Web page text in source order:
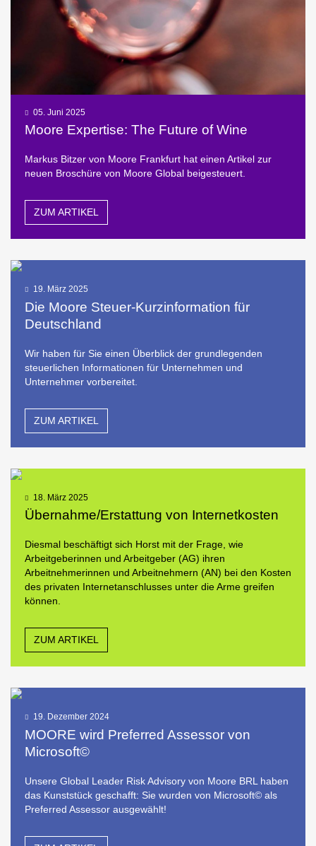
05. Juni 2025
Moore Expertise: The Future of Wine
Markus Bitzer von Moore Frankfurt hat einen Artikel zur
neuen Broschüre von Moore Global beigesteuert.
ZUM ARTIKEL
19. März 2025
Die Moore Steuer-Kurzinformation für
Deutschland
Wir haben für Sie einen Überblick der grundlegenden
steuerlichen Informationen für Unternehmen und
Unternehmer vorbereitet.
ZUM ARTIKEL
18. März 2025
Übernahme/Erstattung von Internetkosten
Diesmal beschäftigt sich Horst mit der Frage, wie
Arbeitgeberinnen und Arbeitgeber (AG) ihren
Arbeitnehmerinnen und Arbeitnehmern (AN) bei den Kosten
des privaten Internetanschlusses unter die Arme greifen
können.
ZUM ARTIKEL
19. Dezember 2024
MOORE wird Preferred Assessor von
Microsoft©
Unsere Global Leader Risk Advisory von Moore BRL haben
das Kunststück geschafft: Sie wurden von Microsoft© als
Preferred Assessor ausgewählt!